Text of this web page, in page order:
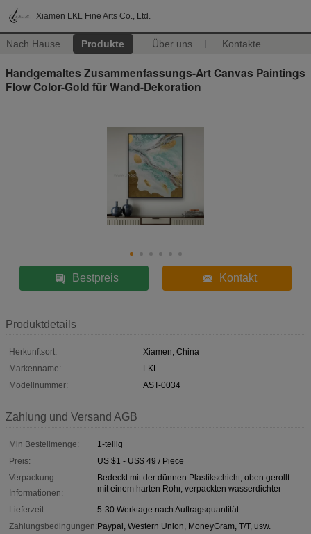
Xiamen LKL Fine Arts Co., Ltd.
Nach Hause Produkte Über uns Kontakte
Handgemaltes Zusammenfassungs-Art Canvas Paintings
Flow Color-Gold für Wand-Dekoration
Bestpreis Kontakt
Produktdetails
Herkunftsort:
Xiamen, China
Markenname:
LKL
Modellnummer:
AST-0034
Zahlung und Versand AGB
Min Bestellmenge:
1-teilig
Preis:
US $1 - US$ 49 / Piece
Verpackung
Informationen:
Bedeckt mit der dünnen Plastikschicht, oben gerollt
mit einem harten Rohr, verpackten wasserdichter
Lieferzeit:
5-30 Werktage nach Auftragsquantität
Zahlungsbedingungen:Paypal, Western Union, MoneyGram, T/T, usw.